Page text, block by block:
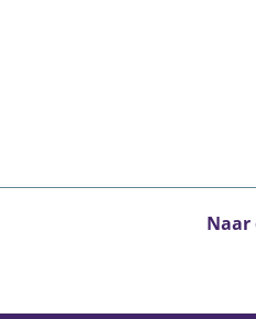
Naar